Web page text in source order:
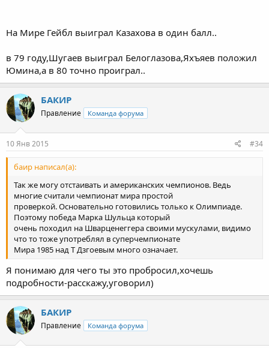
На Мире Гейбл выиграл Казахова в один балл..
в 79 году,Шугаев выиграл Белоглазова,Яхъяев положил
Юмина,а в 80 точно проиграл..
БАКИР
Правление Команда форума
10 Янв 2015 #34
баир написал(а):
Так же могу отстаивать и американских чемпионов. Ведь
многие считали чемпионат мира простой
проверкой. Основательно готовились только к Олимпиаде.
Поэтому победа Марка Шульца который
очень походил на Шварценеггера своими мускулами, видимо
что то тоже употреблял в суперчемпионате
Мира 1985 над Т Дзгоевым много означает.
Я понимаю для чего ты это пробросил,хочешь
подробности-расскажу,уговорил)
БАКИР
Правление Команда форума